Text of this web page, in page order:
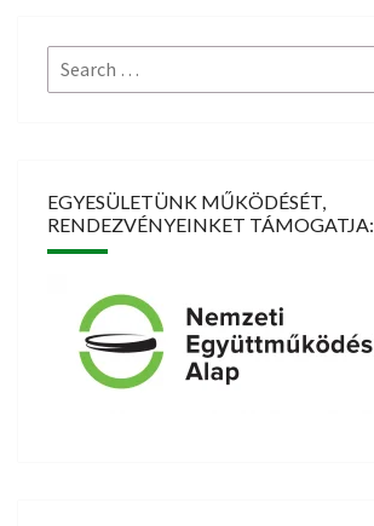
Search
for:
EGYESÜLETÜNK MŰKÖDÉSÉT,
RENDEZVÉNYEINKET TÁMOGATJA: